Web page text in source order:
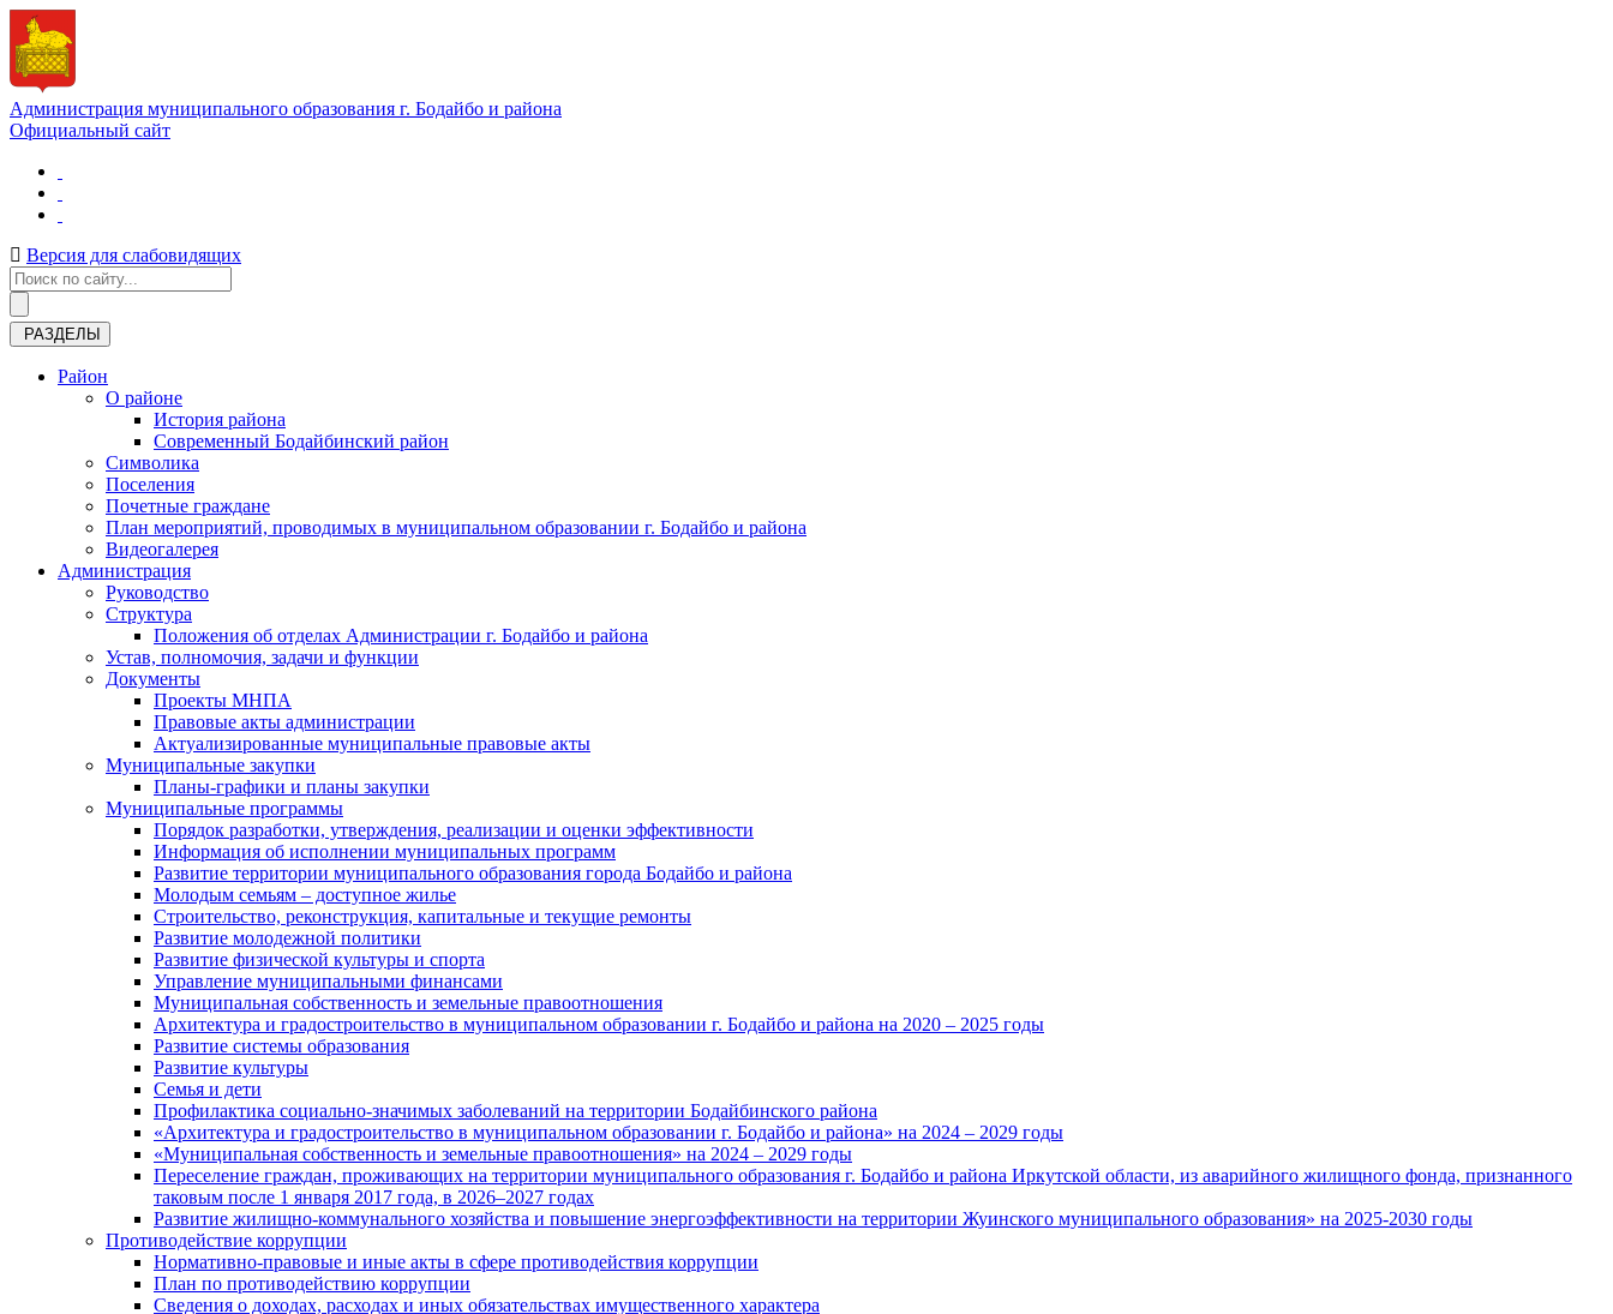
Администрация муниципального образования г. Бодайбо и района
Официальный сайт
Версия для слабовидящих
РАЗДЕЛЫ
Район
О районе
История района
Современный Бодайбинский район
Символика
Поселения
Почетные граждане
План мероприятий, проводимых в муниципальном образовании г. Бодайбо и района
Видеогалерея
Администрация
Руководство
Структура
Положения об отделах Администрации г. Бодайбо и района
Устав, полномочия, задачи и функции
Документы
Проекты МНПА
Правовые акты администрации
Актуализированные муниципальные правовые акты
Муниципальные закупки
Планы-графики и планы закупки
Муниципальные программы
Порядок разработки, утверждения, реализации и оценки эффективности
Информация об исполнении муниципальных программ
Развитие территории муниципального образования города Бодайбо и района
Молодым семьям – доступное жилье
Строительство, реконструкция, капитальные и текущие ремонты
Развитие молодежной политики
Развитие физической культуры и спорта
Управление муниципальными финансами
Муниципальная собственность и земельные правоотношения
Архитектура и градостроительство в муниципальном образовании г. Бодайбо и района на 2020 – 2025 годы
Развитие системы образования
Развитие культуры
Семья и дети
Профилактика социально-значимых заболеваний на территории Бодайбинского района
«Архитектура и градостроительство в муниципальном образовании г. Бодайбо и района» на 2024 – 2029 годы
«Муниципальная собственность и земельные правоотношения» на 2024 – 2029 годы
Переселение граждан, проживающих на территории муниципального образования г. Бодайбо и района Иркутской области, из аварийного жилищного фонда, признанного
таковым после 1 января 2017 года, в 2026–2027 годах
Развитие жилищно-коммунального хозяйства и повышение энергоэффективности на территории Жуинского муниципального образования» на 2025-2030 годы
Противодействие коррупции
Нормативно-правовые и иные акты в сфере противодействия коррупции
План по противодействию коррупции
Сведения о доходах, расходах и иных обязательствах имущественного характера